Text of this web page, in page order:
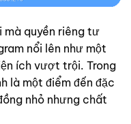
mà quyền riêng tư
nổi lên như một
ích vượt trội. Trong
là một điểm đến đặc
nhỏ nhưng chất